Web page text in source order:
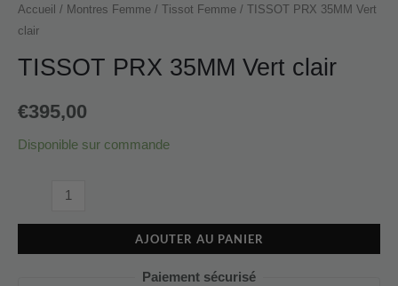
Accueil / Montres Femme / Tissot Femme / TISSOT PRX 35MM Vert
clair
TISSOT PRX 35MM Vert clair
€395,00
Disponible sur commande
AJOUTER AU PANIER
Paiement sécurisé